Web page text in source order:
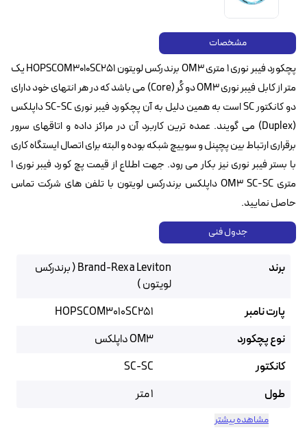
مشخصات
پچکورد فیبر نوری ۱ متری OM3 برندرکس لویتون HOPSCOM3010SC251 یک
متر از کابل فیبر نوری OM3 دو کُر (Core) می باشد که در هر انتهای خود دارای
دو کانکتور SC است به همین دلیل به آن پچکورد فیبر نوری SC-SC داپلکس
(Duplex) می گویند. عمده ترین کاربرد آن در مراکز داده و اتاقهای سرور
برقراری ارتباط بین پچپنل و سوییچ شبکه بوده و البته برای اتصال ایستگاه کاری
با بستر فیبر نوری نیز بکار می رود. جهت اطلاع از قیمت پچ کورد فیبر نوری ۱
متری OM3 SC-SC داپلکس برندرکس لویتون با تلفن های شرکت تماس
حاصل نمایید.
جدول فنی
برند
Brand-Rex a Leviton ( برندرکس
لویتون )
پارت نامبر
HOPSCOM3010SC251
نوع پچکورد
OM3 داپلکس
کانکتور
SC-SC
طول
1 متر
مشاهده بیشتر